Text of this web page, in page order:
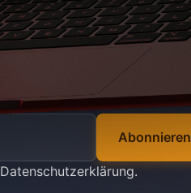
Abonnieren
Datenschutzerklärung.